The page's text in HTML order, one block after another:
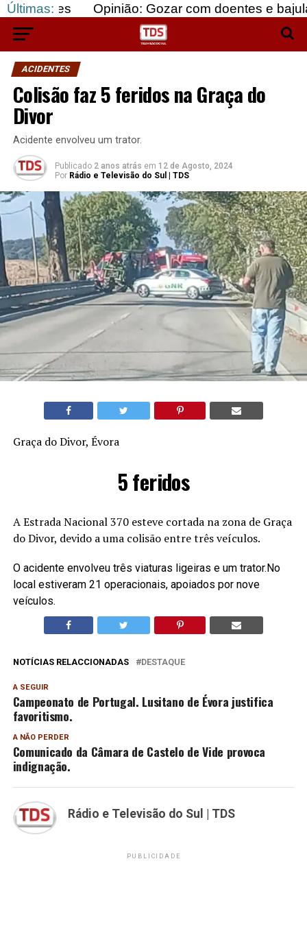
Últimas:
Opinião: Gozar com doentes e bajular os
ACIDENTES
Colisão faz 5 feridos na Graça do
Divor
Acidente envolveu um trator.
Publicado 2 anos atrás em 12 de Agosto, 2024
Por Rádio e Televisão do Sul | TDS
Graça do Divor, Évora
5 feridos
A Estrada Nacional 370 esteve cortada na zona de Graça
do Divor, devido a uma colisão entre três veículos.
O acidente envolveu três viaturas ligeiras e um trator.No
local estiveram 21 operacionais, apoiados por nove
veículos.
NOTÍCIAS RELACCIONADAS DESTAQUE
A SEGUIR
Campeonato de Portugal. Lusitano de Évora justifica
favoritismo.
A NÃO PERDER
Comunicado da Câmara de Castelo de Vide provoca
indignação.
Rádio e Televisão do Sul | TDS
PUBLICIDADE